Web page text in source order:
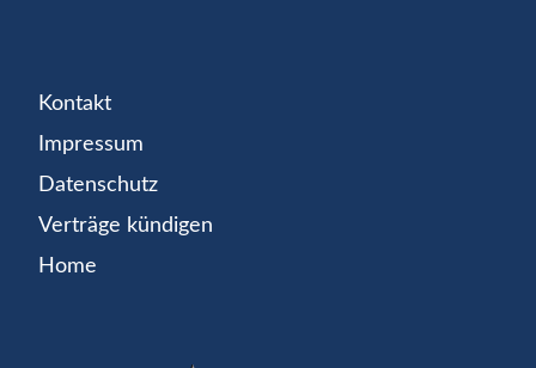
Kontakt
Impressum
Datenschutz
Verträge kündigen
Home